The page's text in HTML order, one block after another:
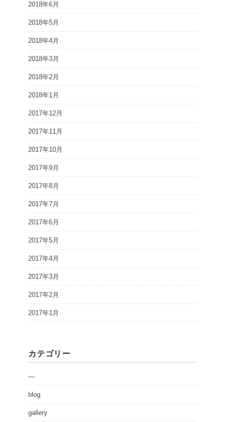
2018年6月
2018年5月
2018年4月
2018年3月
2018年2月
2018年1月
2017年12月
2017年11月
2017年10月
2017年9月
2017年8月
2017年7月
2017年6月
2017年5月
2017年4月
2017年3月
2017年2月
2017年1月
カテゴリー
—
blog
gallery